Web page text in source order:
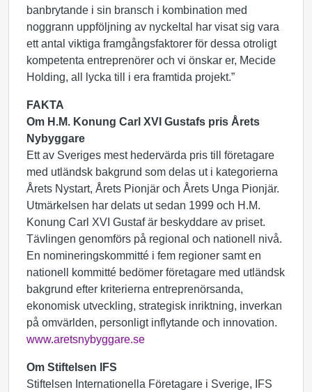
banbrytande i sin bransch i kombination med
noggrann uppföljning av nyckeltal har visat sig vara
ett antal viktiga framgångsfaktorer för dessa otroligt
kompetenta entreprenörer och vi önskar er, Mecide
Holding, all lycka till i era framtida projekt.”
FAKTA
Om H.M. Konung Carl XVI Gustafs pris Årets
Nybyggare
Ett av Sveriges mest hedervärda pris till företagare
med utländsk bakgrund som delas ut i kategorierna
Årets Nystart, Årets Pionjär och Årets Unga Pionjär.
Utmärkelsen har delats ut sedan 1999 och H.M.
Konung Carl XVI Gustaf är beskyddare av priset.
Tävlingen genomförs på regional och nationell nivå.
En nomineringskommitté i fem regioner samt en
nationell kommitté bedömer företagare med utländsk
bakgrund efter kriterierna entreprenörsanda,
ekonomisk utveckling, strategisk inriktning, inverkan
på omvärlden, personligt inflytande och innovation.
www.aretsnybyggare.se
Om Stiftelsen IFS
Stiftelsen Internationella Företagare i Sverige, IFS